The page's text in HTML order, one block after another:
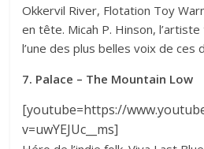
Okkervil River, Flotation Toy
en tête. Micah P. Hinson,
l’une des plus belles voix de ces
7. Palace – The Mountain Low
[youtube=https://
v=uwYEJUc__ms]